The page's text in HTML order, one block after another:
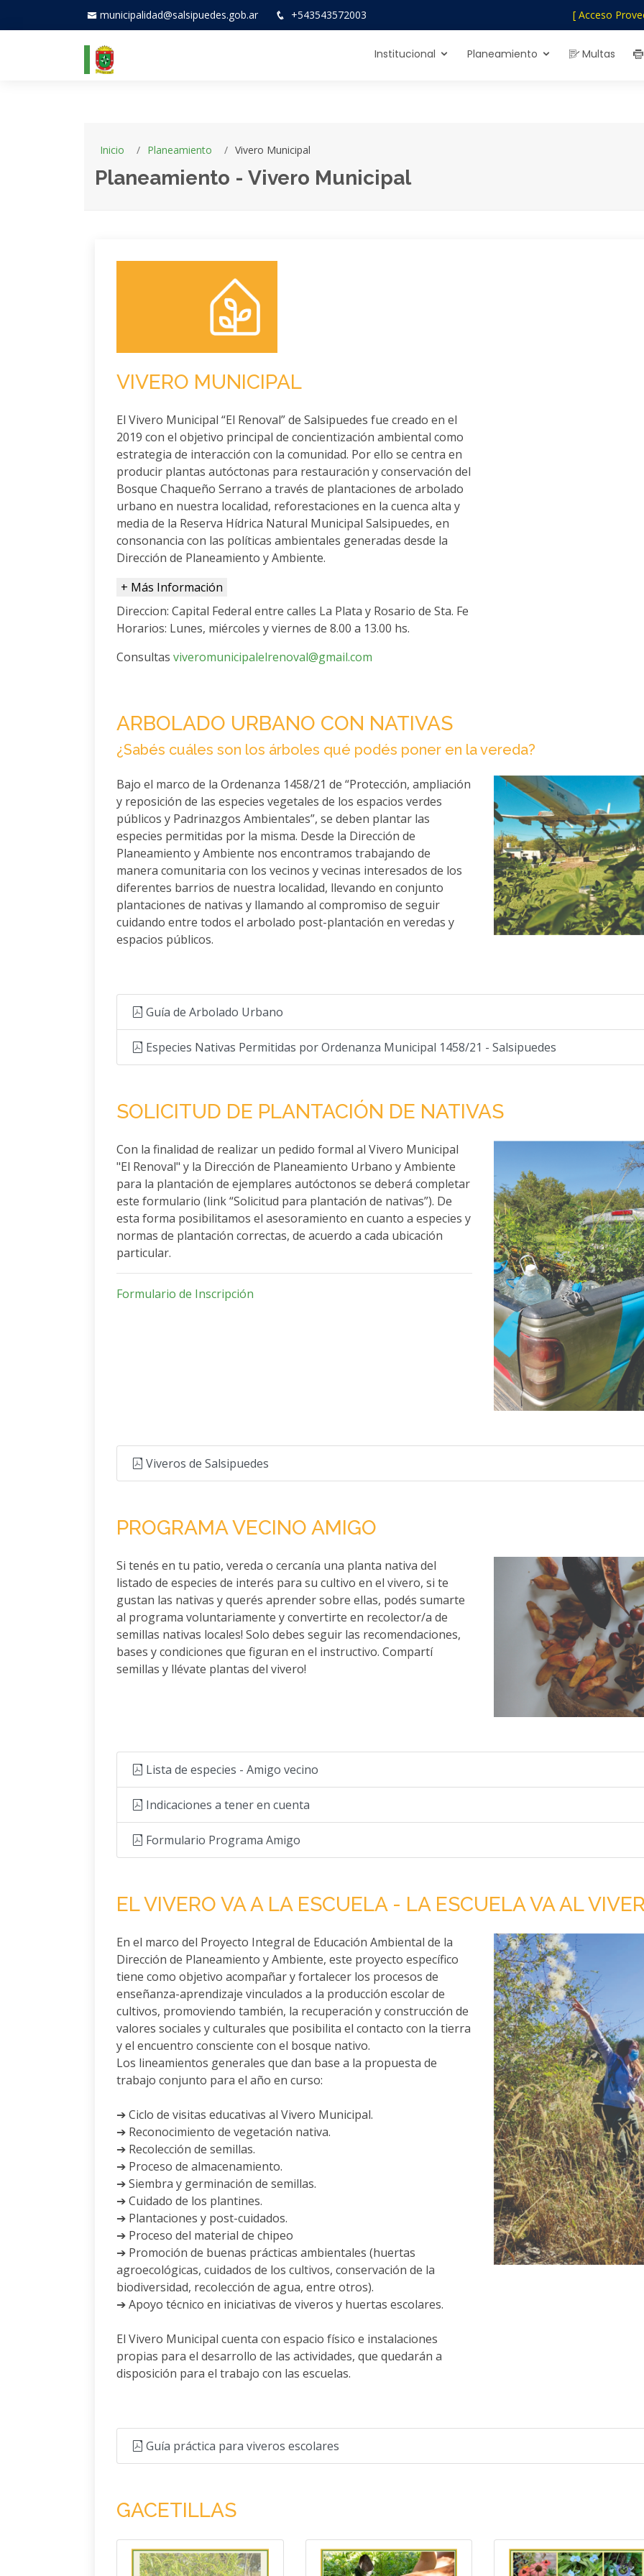
municipalidad@salsipuedes.gob.ar +543543572003 [ Acceso
Institucional Planeamiento Multas
Inicio Planeamiento Vivero Municipal
Planeamiento - Vivero Municipal
VIVERO MUNICIPAL
El Vivero Municipal “El Renoval” de Salsipuedes fue creado en el
2019 con el objetivo principal de concientización ambiental como
estrategia de interacción con la comunidad. Por ello se centra en
producir plantas autóctonas para restauración y conservación del
Bosque Chaqueño Serrano a través de plantaciones de arbolado
urbano en nuestra localidad, reforestaciones en la cuenca alta y
media de la Reserva Hídrica Natural Municipal Salsipuedes, en
consonancia con las políticas ambientales generadas desde la
Dirección de Planeamiento y Ambiente.
+ Más Información
Direccion: Capital Federal entre calles La Plata y Rosario de Sta. Fe
Horarios: Lunes, miércoles y viernes de 8.00 a 13.00 hs.
Consultas viveromunicipalelrenoval@gmail.com
ARBOLADO URBANO CON NATIVAS
¿Sabés cuáles son los árboles qué podés poner en la vereda?
Bajo el marco de la Ordenanza 1458/21 de “Protección, ampliación
y reposición de las especies vegetales de los espacios verdes
públicos y Padrinazgos Ambientales”, se deben plantar las
especies permitidas por la misma. Desde la Dirección de
Planeamiento y Ambiente nos encontramos trabajando de
manera comunitaria con los vecinos y vecinas interesados de los
diferentes barrios de nuestra localidad, llevando en conjunto
plantaciones de nativas y llamando al compromiso de seguir
cuidando entre todos el arbolado post-plantación en veredas y
espacios públicos.
Guía de Arbolado Urbano
Especies Nativas Permitidas por Ordenanza Municipal 1458/21 - Salsipuedes
SOLICITUD DE PLANTACIÓN DE NATIVAS
Con la finalidad de realizar un pedido formal al Vivero Municipal
"El Renoval" y la Dirección de Planeamiento Urbano y Ambiente
para la plantación de ejemplares autóctonos se deberá completar
este formulario (link “Solicitud para plantación de nativas”). De
esta forma posibilitamos el asesoramiento en cuanto a especies y
normas de plantación correctas, de acuerdo a cada ubicación
particular.
Formulario de Inscripción
Viveros de Salsipuedes
PROGRAMA VECINO AMIGO
Si tenés en tu patio, vereda o cercanía una planta nativa del
listado de especies de interés para su cultivo en el vivero, si te
gustan las nativas y querés aprender sobre ellas, podés sumarte
al programa voluntariamente y convertirte en recolector/a de
semillas nativas locales! Solo debes seguir las recomendaciones,
bases y condiciones que figuran en el instructivo. Compartí
semillas y llévate plantas del vivero!
Lista de especies - Amigo vecino
Indicaciones a tener en cuenta
Formulario Programa Amigo
EL VIVERO VA A LA ESCUELA - LA ESCUELA VA AL
En el marco del Proyecto Integral de Educación Ambiental de la
Dirección de Planeamiento y Ambiente, este proyecto específico
tiene como objetivo acompañar y fortalecer los procesos de
enseñanza-aprendizaje vinculados a la producción escolar de
cultivos, promoviendo también, la recuperación y construcción de
valores sociales y culturales que posibilita el contacto con la tierra
y el encuentro consciente con el bosque nativo.
Los lineamientos generales que dan base a la propuesta de
trabajo conjunto para el año en curso:
➔ Ciclo de visitas educativas al Vivero Municipal.
➔ Reconocimiento de vegetación nativa.
➔ Recolección de semillas.
➔ Proceso de almacenamiento.
➔ Siembra y germinación de semillas.
➔ Cuidado de los plantines.
➔ Plantaciones y post-cuidados.
➔ Proceso del material de chipeo
➔ Promoción de buenas prácticas ambientales (huertas
agroecológicas, cuidados de los cultivos, conservación de la
biodiversidad, recolección de agua, entre otros).
➔ Apoyo técnico en iniciativas de viveros y huertas escolares.
El Vivero Municipal cuenta con espacio físico e instalaciones
propias para el desarrollo de las actividades, que quedarán a
disposición para el trabajo con las escuelas.
Guía práctica para viveros escolares
GACETILLAS